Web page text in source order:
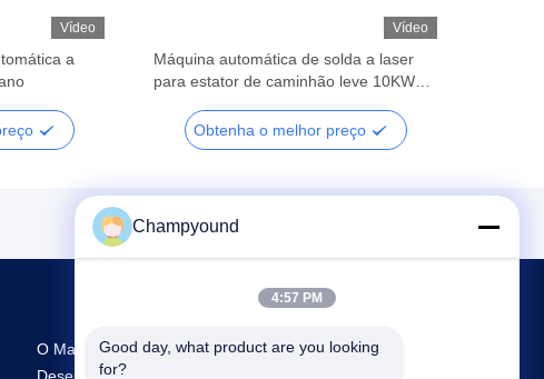
Vídeo
a
Vídeo
Máquina automática de solda a laser
para estator de caminhão leve 10KW
Obtenha o melhor preço
O Maior Centro De Investigação E
Champyound
4:57 PM
Good day, what product are you looking
for?